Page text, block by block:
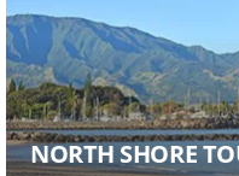
NORTH SHORE